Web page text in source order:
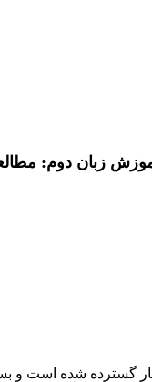
زبان دوم:
گسترده شده است و